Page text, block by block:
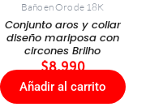
Baño en Oro de 18K
Conjunto aros y collar
diseño mariposa con
circones Brilho
$8.990
Añadir al carrito